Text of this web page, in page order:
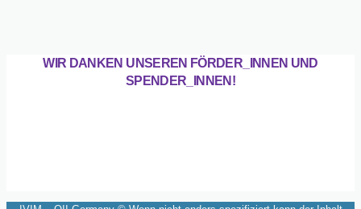
WIR DANKEN UNSEREN FÖRDER_INNEN UND
SPENDER_INNEN!